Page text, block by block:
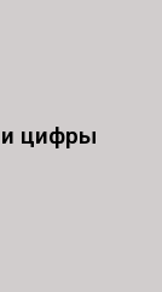
и цифры